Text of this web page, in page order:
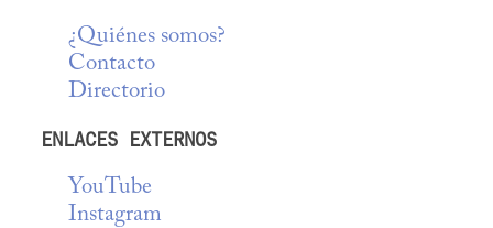
¿Quiénes somos?
Contacto
Directorio
ENLACES EXTERNOS
YouTube
Instagram